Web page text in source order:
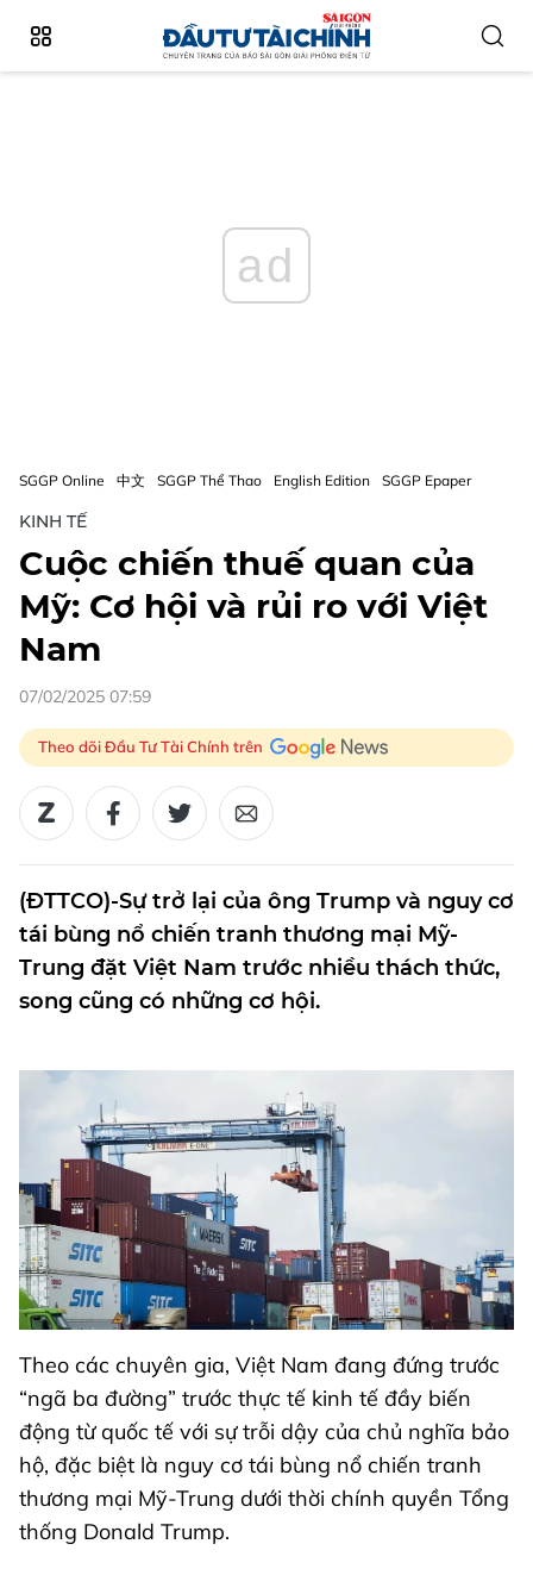
ad
SGGP Online 中文 SGGP Thể Thao English Edition SGGP Epaper
KINH TẾ
Cuộc chiến thuế quan của
Mỹ: Cơ hội và rủi ro với Việt
Nam
07/02/2025 07:59
Theo dõi Đầu Tư Tài Chính trên
(ĐTTCO)-Sự trở lại của ông Trump và nguy cơ
tái bùng nổ chiến tranh thương mại Mỹ-
Trung đặt Việt Nam trước nhiều thách thức,
song cũng có những cơ hội.
Theo các chuyên gia, Việt Nam đang đứng trước
“ngã ba đường” trước thực tế kinh tế đầy biến
động từ quốc tế với sự trỗi dậy của chủ nghĩa bảo
hộ, đặc biệt là nguy cơ tái bùng nổ chiến tranh
thương mại Mỹ-Trung dưới thời chính quyền Tổng
thống Donald Trump.